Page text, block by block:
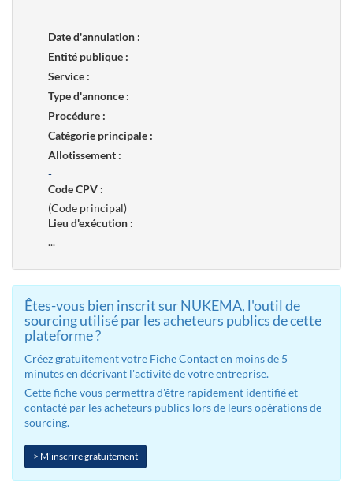
Date d'annulation :
Entité publique :
Service :
Type d'annonce :
Procédure :
Catégorie principale :
Allotissement :
-
Code CPV :
(Code principal)
Lieu d'exécution :
...
Êtes-vous bien inscrit sur NUKEMA, l'outil de
sourcing utilisé par les acheteurs publics de cette
plateforme ?
Créez gratuitement votre Fiche Contact en moins de 5
minutes en décrivant l'activité de votre entreprise.
Cette fiche vous permettra d'être rapidement identifié et
contacté par les acheteurs publics lors de leurs opérations de
sourcing.
> M'inscrire gratuitement